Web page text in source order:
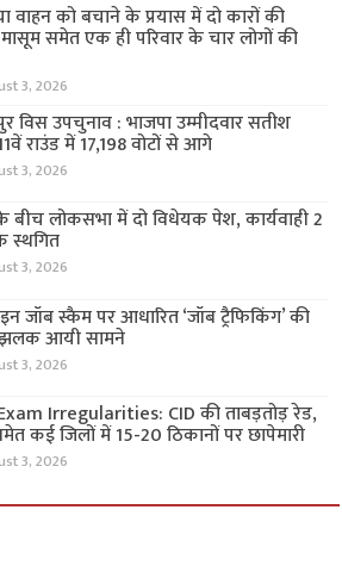
वाहन को बचाने के प्रयास में दो कारों की
समेत एक ही परिवार के चार लोगों की
3, 2026
विस उपचुनाव : भाजपा उम्मीदवार सतीश
राउंड में 17,198 वोटों से आगे
3, 2026
बीच लोकसभा में दो विधेयक पेश, कार्यवाही 2
स्थगित
3, 2026
जॉब स्कैम पर आधारित ‘जॉब ट्रैफिकिंग’ की
आयी सामने
3, 2026
Irregularities: CID की ताबड़तोड़ रेड,
कई जिलों में 15-20 ठिकानों पर छापेमारी
3, 2026